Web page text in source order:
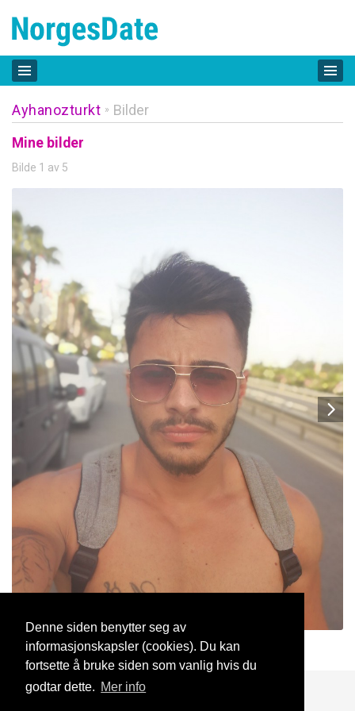
Denne siden benytter seg av
informasjonskapsler (cookies). Du kan
fortsette å bruke siden som vanlig hvis du
godtar dette. Mer info
Ayhanozturkt » Bilder
Mine bilder
Bilde 1 av 5
Ayhanozturkt 9 Mai, 2021
Blogg Support Kontakt oss